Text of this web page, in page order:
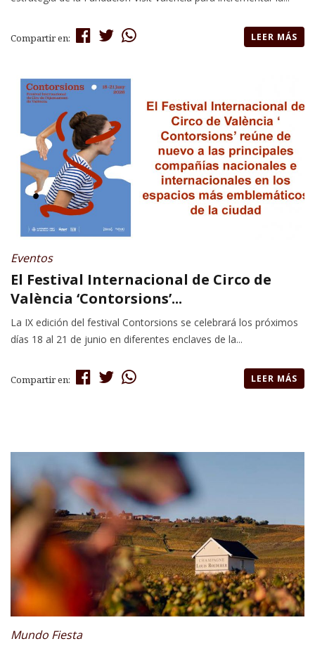
Compartir en: LEER MÁS
Eventos
El Festival Internacional de Circo de
València ‘Contorsions’...
La IX edición del festival Contorsions se celebrará los próximos
días 18 al 21 de junio en diferentes enclaves de la...
Compartir en: LEER MÁS
Mundo Fiesta